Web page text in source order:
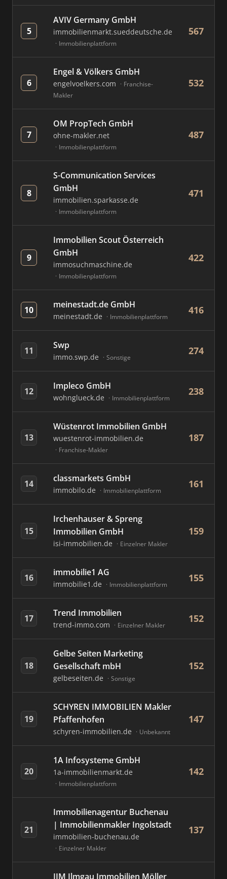
5
AVIV Germany GmbH
immobilienmarkt.sueddeutsche.de
Immobilienplattform
567
6
Engel & Völkers GmbH
engelvoelkers.com
Franchise-
Makler
532
7
OM PropTech GmbH
ohne-makler.net
Immobilienplattform
487
8
S-Communication Services
GmbH
immobilien.sparkasse.de
Immobilienplattform
471
9
Immobilien Scout Österreich
GmbH
immosuchmaschine.de
Immobilienplattform
422
10 meinestadt.de GmbH
meinestadt.de Immobilienplattform
416
11 Swp
immo.swp.de Sonstige
274
12 Impleco GmbH
wohnglueck.de Immobilienplattform
238
13
Wüstenrot Immobilien GmbH
wuestenrot-immobilien.de
Franchise-Makler
187
14 classmarkets GmbH
immobilo.de Immobilienplattform
161
15
Irchenhauser & Spreng
Immobilien GmbH
isi-immobilien.de Einzelner Makler
159
16 immobilie1 AG
immobilie1.de Immobilienplattform
155
17 Trend Immobilien
trend-immo.com Einzelner Makler
152
18
Gelbe Seiten Marketing
Gesellschaft mbH
gelbeseiten.de Sonstige
152
19
SCHYREN IMMOBILIEN Makler
Pfaffenhofen
schyren-immobilien.de Unbekannt
147
20
1A Infosysteme GmbH
1a-immobilienmarkt.de
Immobilienplattform
142
21
Immobilienagentur Buchenau
| Immobilienmakler Ingolstadt
immobilien-buchenau.de
Einzelner Makler
137
IIM Ilmgau Immobilien Möller